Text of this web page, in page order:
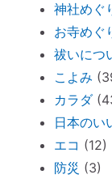
「胎
ケ
新生
を。
古い携
周り
ッスン
神社
神社めぐ
お寺めぐ
祓いにつ
こよみ
カラダ
日本のい
エコ (12)
防災 (3)